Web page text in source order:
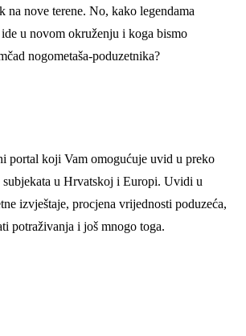
na nove terene. No, kako legendama
u novom okruženju i koga bismo
nogometaša-poduzetnika?
portal koji Vam omogućuje uvid u preko
u Hrvatskoj i Europi. Uvidi u
izvještaje, procjena vrijednosti poduzeća,
potraživanja i još mnogo toga.